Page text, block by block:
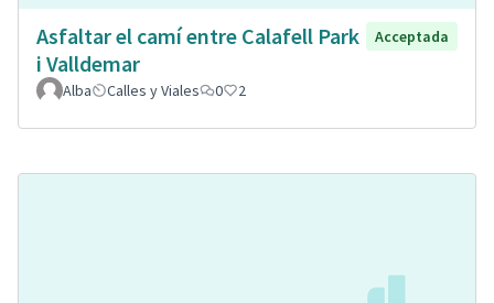
Asfaltar el camí entre Calafell Park
i Valldemar
Acceptada
Alba Calles y Viales 0 2